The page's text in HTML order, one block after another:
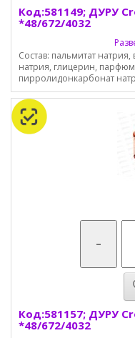
Код:581149; ДУРУ
*48/672/4032
Состав: пальмитат
натрия, глицерин,
пирролидонкарбонат
-
Код:581157; ДУРУ
*48/672/4032